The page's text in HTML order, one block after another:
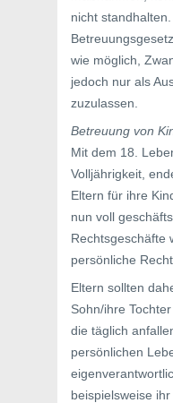
nicht
wie möglich,
jedoch nur als
zuzulassen.
Betreuung von
Mit dem 18.
Volljährigkeit,
Eltern für ihre
nun voll
Rechtsgeschäfte
persönliche
Eltern sollten
Sohn/ihre
die täglich
persönlichen
beispielsweise